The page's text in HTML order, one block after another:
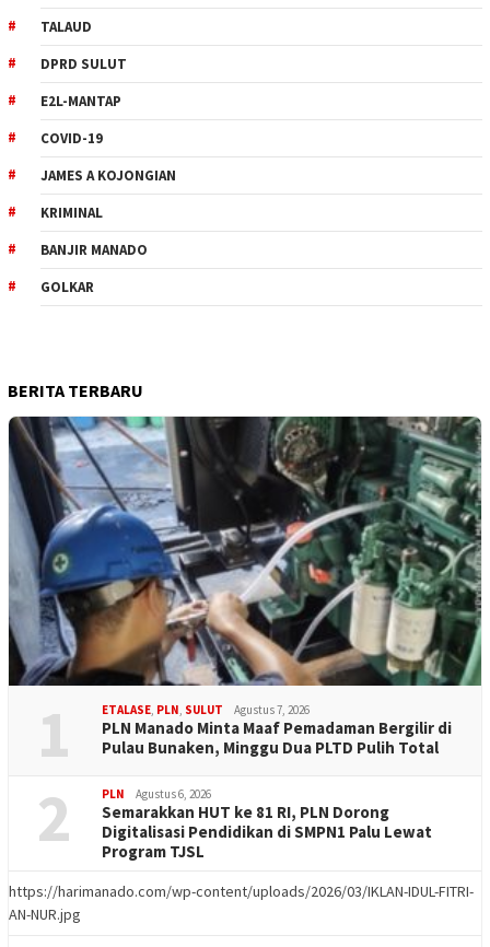
TALAUD
DPRD SULUT
E2L-MANTAP
COVID-19
JAMES A KOJONGIAN
KRIMINAL
BANJIR MANADO
GOLKAR
BERITA TERBARU
1 ETALASE PLN SULUT Agustus 7, 2026
PLN Manado Minta Maaf Pemadaman Bergilir di
Pulau Bunaken, Minggu Dua PLTD Pulih Total
2 PLN Agustus 6, 2026
Semarakkan HUT ke 81 RI, PLN Dorong
Digitalisasi Pendidikan di SMPN1 Palu Lewat
Program TJSL
https://harimanado.com/wp-content/uploads/2026/03/IKLAN-IDUL-FITRI-
AN-NUR.jpg